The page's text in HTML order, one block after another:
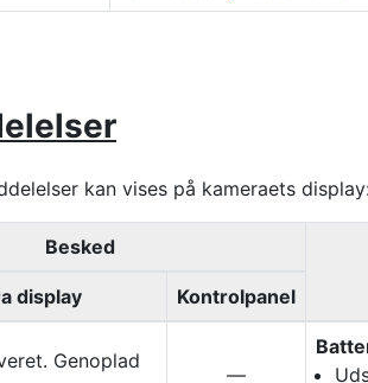
kan vises på kameraets
Besked
display Kontrolpanel
Genoplad
—